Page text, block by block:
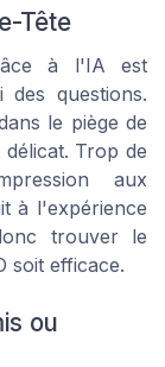
Tête
à l'IA est
des questions.
le piège de
Trop de
aux
à l'expérience
trouver le
soit efficace.
ou